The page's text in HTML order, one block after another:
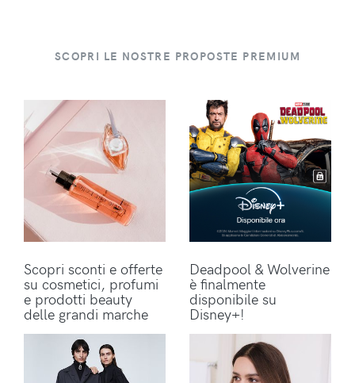
SCOPRI LE NOSTRE PROPOSTE PREMIUM
Scopri sconti e offerte
su cosmetici, profumi
e prodotti beauty
delle grandi marche
Deadpool & Wolverine
è finalmente
disponibile su
Disney+!